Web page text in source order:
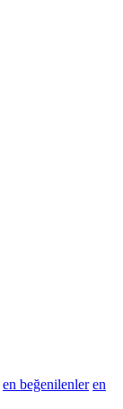
en beğenilenler en